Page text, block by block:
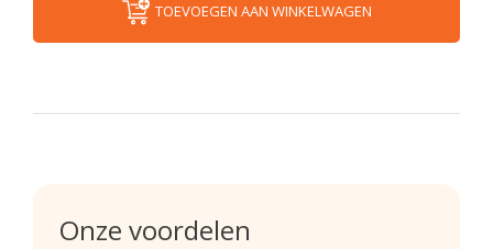
TOEVOEGEN AAN WINKELWAGEN
Onze voordelen